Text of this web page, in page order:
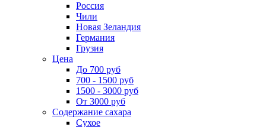
Россия
Чили
Новая Зеландия
Германия
Грузия
Цена
До 700 руб
700 - 1500 руб
1500 - 3000 руб
От 3000 руб
Содержание сахара
Сухое